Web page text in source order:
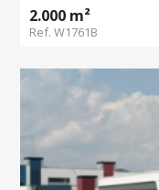
2.000 m²
Ref. W1761B